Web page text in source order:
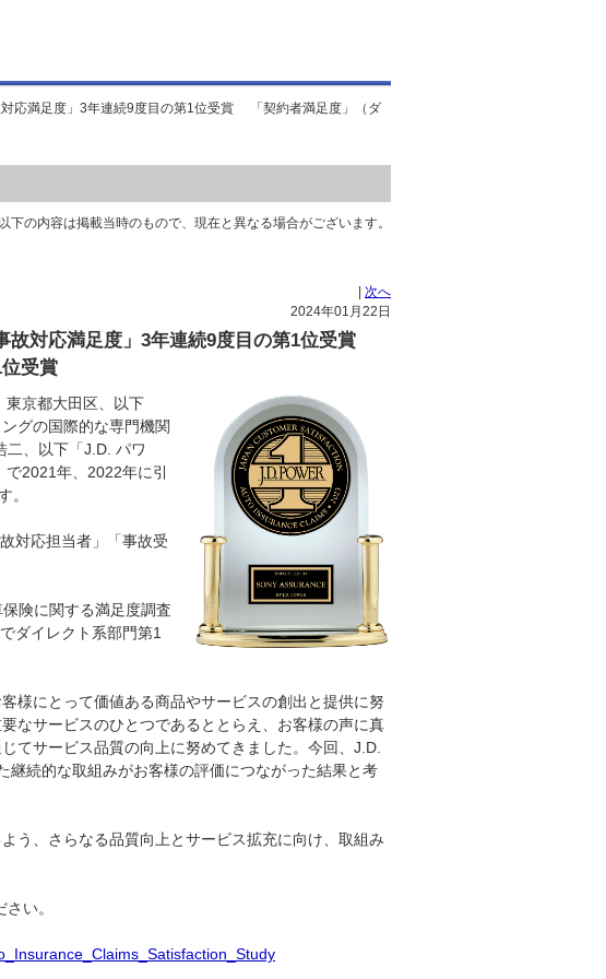
応満足度」3年連続9度目の第1位受賞 「契約者満足度」（ダ
以下の内容は掲載当時のもので、現在と異なる場合がございます。
次へ
2024年01月22日
対応満足度」3年連続9度目の第1位受賞
受賞
東京都大田区、以下
グの国際的な専門機関
、以下「J.D. パワ
2021年、2022年に引
。
対応担当者」「事故受
険に関する満足度調査
ダイレクト系部門第1
様にとって価値ある商品やサービスの創出と提供に努
なサービスのひとつであるととらえ、お客様の声に真
てサービス品質の向上に努めてきました。今回、J.D.
続的な取組みがお客様の評価につながった結果と考
う、さらなる品質向上とサービス拡充に向け、取組み
い。